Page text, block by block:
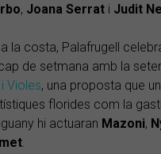
, Joana Serrat i Judit
la costa, Palafrugell
de setmana amb la
Violes, una proposta que
florides com la
hi actuaran Mazoni,